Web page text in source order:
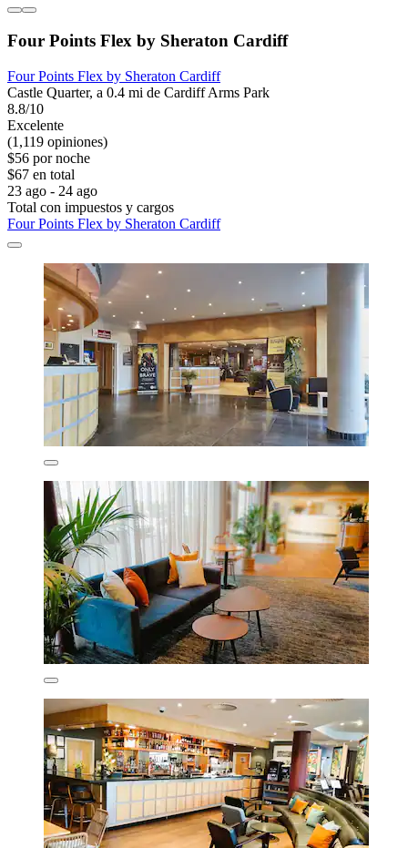
Four Points Flex by Sheraton Cardiff
Four Points Flex by Sheraton Cardiff
Castle Quarter, a 0.4 mi de Cardiff Arms Park
8.8/10
Excelente
(1,119 opiniones)
$56 por noche
$67 en total
23 ago - 24 ago
Total con impuestos y cargos
Four Points Flex by Sheraton Cardiff